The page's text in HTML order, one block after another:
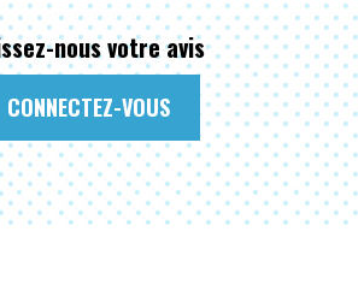
nous votre avis
CONNECTEZ-VOUS